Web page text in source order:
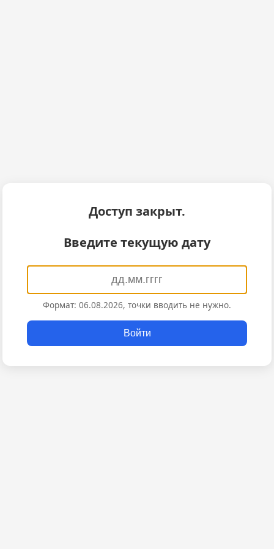
Доступ закрыт.
Введите текущую дату
Формат: 06.08.2026, точки вводить не нужно.
Войти